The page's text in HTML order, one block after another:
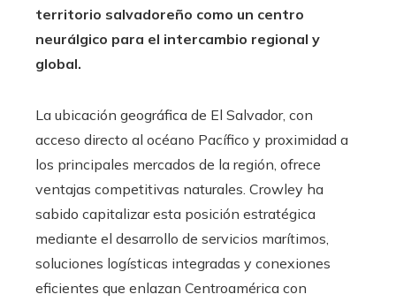
territorio salvadoreño como un centro
neurálgico para el intercambio regional y
global.
La ubicación geográfica de El Salvador, con
acceso directo al océano Pacífico y proximidad a
los principales mercados de la región, ofrece
ventajas competitivas naturales. Crowley ha
sabido capitalizar esta posición estratégica
mediante el desarrollo de servicios marítimos,
soluciones logísticas integradas y conexiones
eficientes que enlazan Centroamérica con